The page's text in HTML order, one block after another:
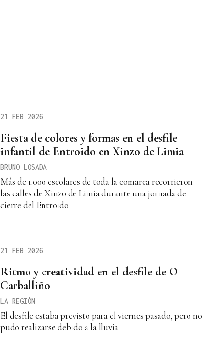
21 FEB 2026
Fiesta de colores y formas en el desfile
infantil de Entroido en Xinzo de Limia
BRUNO LOSADA
Más de 1.000 escolares de toda la comarca recorrieron
las calles de Xinzo de Limia durante una jornada de
cierre del Entroido
21 FEB 2026
Ritmo y creatividad en el desfile de O
Carballiño
LA REGIÓN
El desfile estaba previsto para el viernes pasado, pero no
pudo realizarse debido a la lluvia